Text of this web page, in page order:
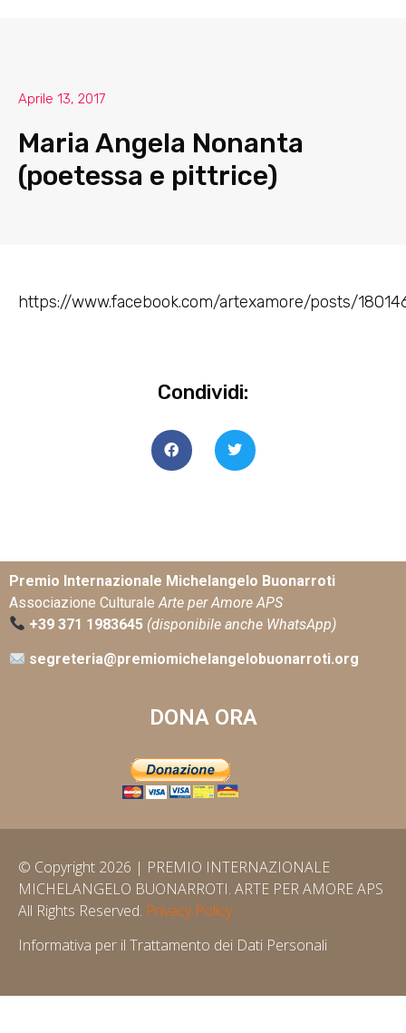
Aprile 13, 2017
Maria Angela Nonanta
(poetessa e pittrice)
https://www.facebook.com/artexamore/posts/
Condividi:
Premio Internazionale Michelangelo Buonarroti
Associazione Culturale Arte per Amore APS
+39 371 1983645 (disponibile anche WhatsApp)
segreteria@premiomichelangelobuonarroti.org
DONA ORA
© Copyright 2026 | PREMIO INTERNAZIONALE
MICHELANGELO BUONARROTI. ARTE PER AMORE APS
All Rights Reserved. Privacy Policy
Informativa per il Trattamento dei Dati Personali